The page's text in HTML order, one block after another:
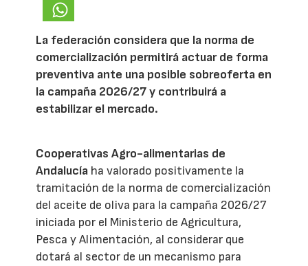
La federación considera que la norma de
comercialización permitirá actuar de forma
preventiva ante una posible sobreoferta en
la campaña 2026/27 y contribuirá a
estabilizar el mercado.
Cooperativas Agro-alimentarias de
Andalucía ha valorado positivamente la
tramitación de la norma de comercialización
del aceite de oliva para la campaña 2026/27
iniciada por el Ministerio de Agricultura,
Pesca y Alimentación, al considerar que
dotará al sector de un mecanismo para